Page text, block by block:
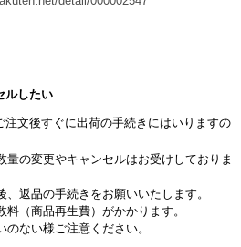
ルしたい
注文後すぐに出荷の手続きにはいりますの
量の変更やキャンセルはお受けしておりま
、返品の手続きをお願いいたします。
（商品再生費）がかかります。
ない様ご注意ください。